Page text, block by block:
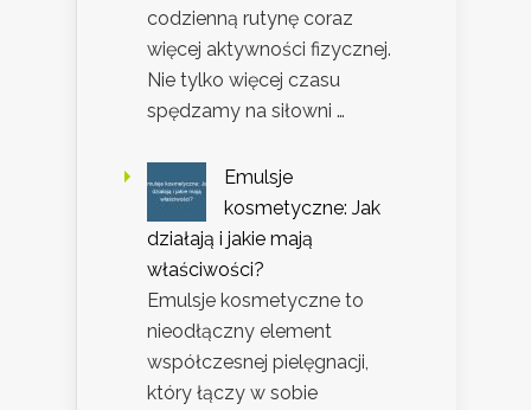
codzienną rutynę coraz
więcej aktywności fizycznej.
Nie tylko więcej czasu
spędzamy na siłowni …
Emulsje
kosmetyczne: Jak
działają i jakie mają
właściwości?
Emulsje kosmetyczne to
nieodłączny element
współczesnej pielęgnacji,
który łączy w sobie